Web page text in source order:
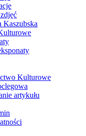
Kaszubska
Kulturowe
artykułu